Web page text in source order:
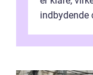
indbydende